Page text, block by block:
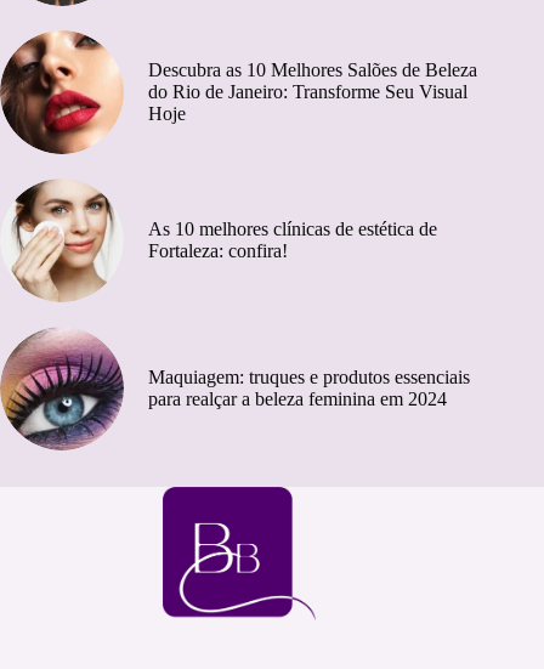
Descubra as 10 Melhores Salões de Beleza
do Rio de Janeiro: Transforme Seu Visual
Hoje
As 10 melhores clínicas de estética de
Fortaleza: confira!
Maquiagem: truques e produtos essenciais
para realçar a beleza feminina em 2024